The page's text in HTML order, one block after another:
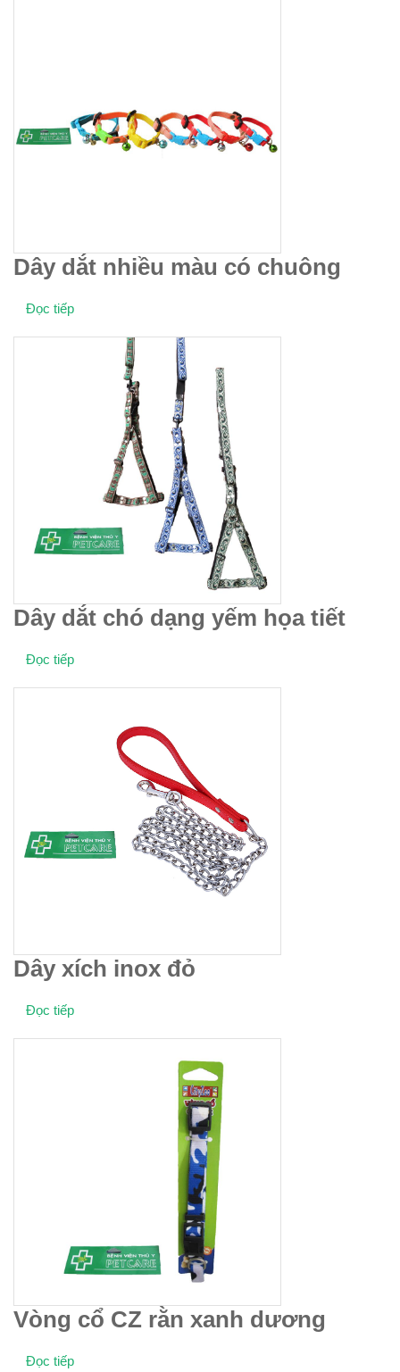
Dây dắt nhiều màu có chuông
Đọc tiếp
Dây dắt chó dạng yếm họa tiết
Đọc tiếp
Dây xích inox đỏ
Đọc tiếp
Vòng cổ CZ rằn xanh dương
Đọc tiếp